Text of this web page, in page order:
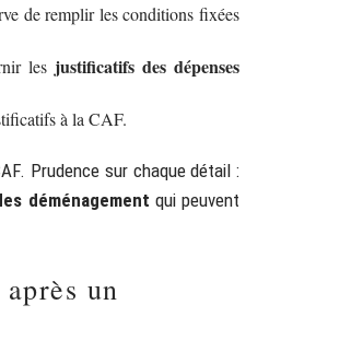
de remplir les conditions fixées
les justificatifs des dépenses
à la CAF.
Prudence sur chaque détail :
déménagement qui peuvent
un